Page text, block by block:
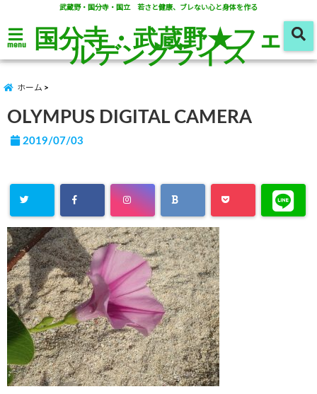
武蔵野・国分寺・国立 若さと健康、ブレない心と身体を作る
menu 国分寺・武蔵野★フェ
ルデンクライス
ホーム
OLYMPUS DIGITAL CAMERA
2019/07/03